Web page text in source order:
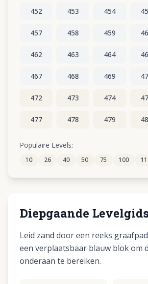
452
453 454
457 458 459
462 463 464
467 468 469
472 473 474
477 478 479
482 483
487 488 489
Populaire Levels:
10 26 40 50 75 100
Diepgaande Levelgids
Leid zand door een reeks
een verplaatsbaar blauw blok om
onderaan te bereiken.